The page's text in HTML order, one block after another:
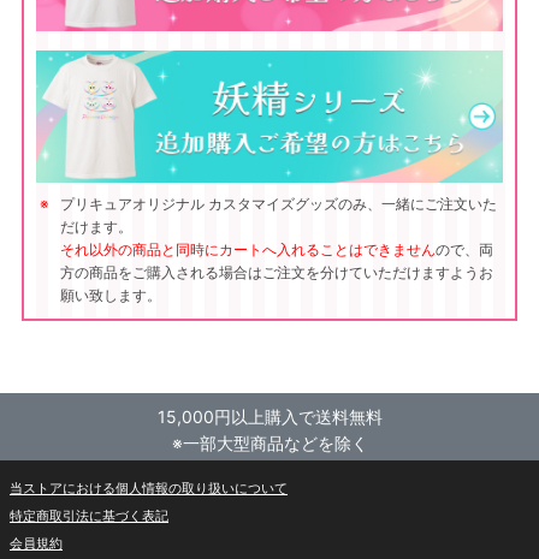
プリキュアオリジナル カスタマイズグッズのみ、一緒にご注文いた
だけます。
それ以外の商品と同時にカートへ入れることはできませんので、両
方の商品をご購入される場合はご注文を分けていただけますようお
願い致します。
15,000円以上購入で送料無料
※一部大型商品などを除く
当ストアにおける個人情報の取り扱いについて
特定商取引法に基づく表記
会員規約